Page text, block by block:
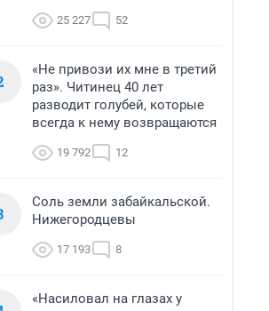
25 227 52
«Не привози их мне в третий
раз». Читинец 40 лет
разводит голубей, которые
всегда к нему возвращаются
19 792 12
Соль земли забайкальской.
Нижегородцевы
17 193 8
«Насиловал на глазах у